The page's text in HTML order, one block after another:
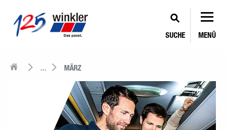
SUCHE MENÜ
... MÄRZ